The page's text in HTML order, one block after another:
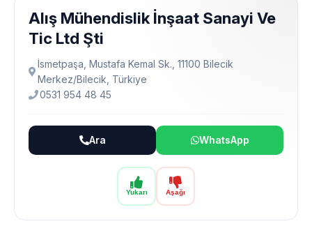
Yukarı Aşağı
Alış Mühendislik İnşaat Sanayi Ve
Tic Ltd Şti
İsmetpaşa, Mustafa Kemal Sk., 11100 Bilecik
Merkez/Bilecik, Türkiye
0531 954 48 45
Ara WhatsApp